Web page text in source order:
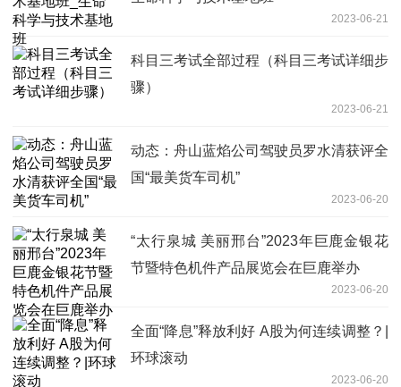
2023-06-21
科目三考试全部过程（科目三考试详细步
骤）
2023-06-21
动态：舟山蓝焰公司驾驶员罗水清获评全
国“最美货车司机”
2023-06-20
“太行泉城 美丽邢台”2023年巨鹿金银花
节暨特色机件产品展览会在巨鹿举办
2023-06-20
全面“降息”释放利好 A股为何连续调整？|
环球滚动
2023-06-20